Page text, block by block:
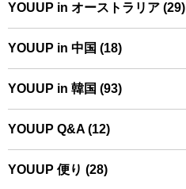
YOUUP in オーストラリア (29)
YOUUP in 中国 (18)
YOUUP in 韓国 (93)
YOUUP Q&A (12)
YOUUP 便り (28)